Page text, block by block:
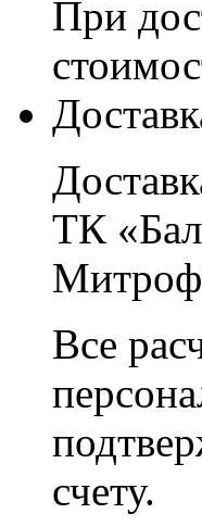
При
ТК
Все
счету.